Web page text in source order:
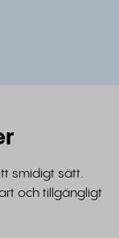
smidigt sätt.
och tillgängligt